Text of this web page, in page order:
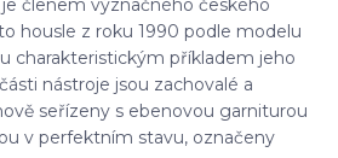
je členem význačného českého
housle z roku 1990 podle modelu
charakteristickým příkladem jeho
nástroje jsou zachovalé a
seřízeny s ebenovou garniturou
v perfektním stavu, označeny